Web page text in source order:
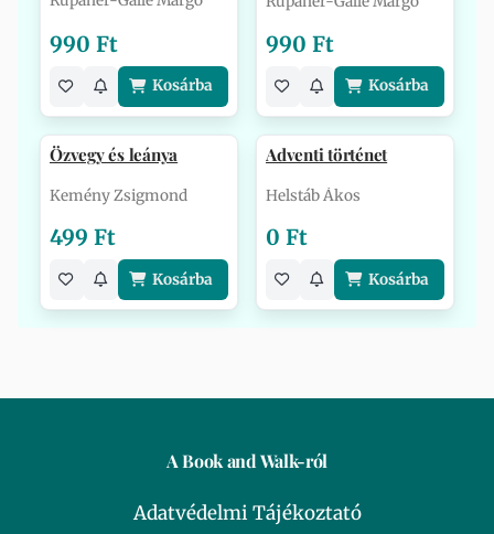
990 Ft
Kosárba
990 Ft
Kosárba
Özvegy és leánya
Kemény Zsigmond
499 Ft
Kosárba
Adventi történet
Helstáb Ákos
0 Ft
Kosárba
A Book and Walk-ról
Adatvédelmi Tájékoztató